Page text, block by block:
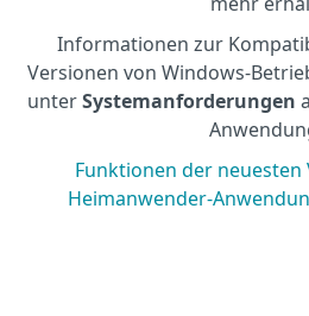
Informationen zur
Versionen von Windows-
unterSystemanforderungen
Funktionen der neuesten
Heimanwender-